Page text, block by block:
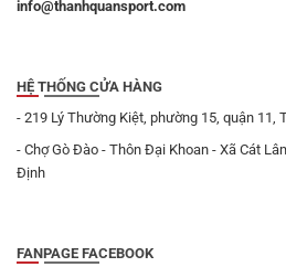
info@thanhquansport.com
HỆ THỐNG CỬA HÀNG
- 219 Lý Thường Kiệt, phường 15, quận 11,
- Chợ Gò Đào - Thôn Đại Khoan - Xã Cát
Định
FANPAGE FACEBOOK